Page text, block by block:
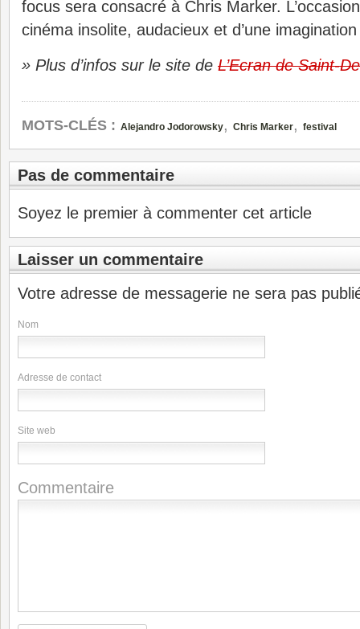
focus sera consacré à Chris Marker.
cinéma insolite, audacieux et d’une
» Plus d’infos sur le site de L’Ecran de Saint-
MOTS-CLÉS : Alejandro Jodorowsky, Chris Marker, festival
Pas de commentaire
Soyez le premier à commenter cet article
Laisser un commentaire
Votre adresse de messagerie ne sera pas
Nom
Adresse de contact
Site web
Commentaire